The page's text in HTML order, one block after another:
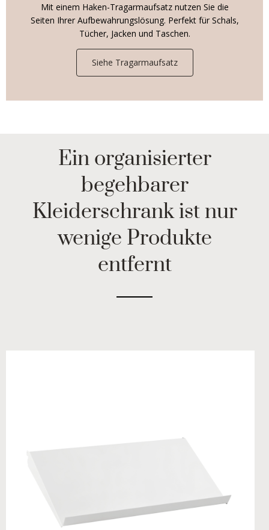
Mit einem Haken-Tragarmaufsatz nutzen Sie die
Seiten Ihrer Aufbewahrungslösung. Perfekt für Schals,
Tücher, Jacken und Taschen.
Siehe Tragarmaufsatz
Ein organisierter
begehbarer
Kleiderschrank ist nur
wenige Produkte
entfernt